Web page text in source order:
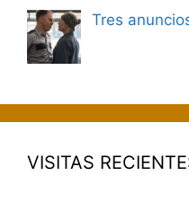
Tres
VISITAS